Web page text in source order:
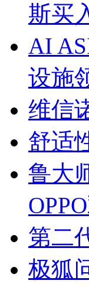
斯买
AI
设施
维信
舒适
鲁大
第二
极狐